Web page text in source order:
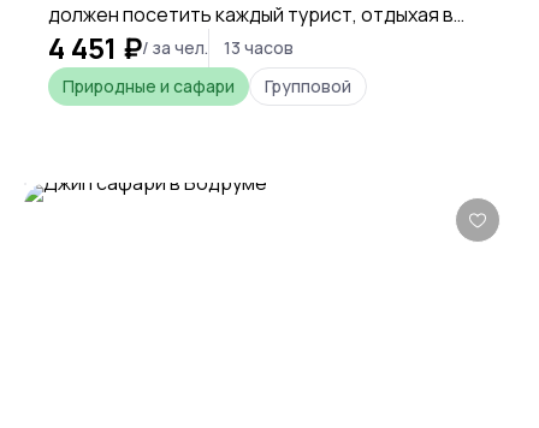
должен посетить каждый турист, отдыхая в
Турции. Белоснежные травертины, античный
город Иераполис, термальный бассейн и
многое другое в рамках данного тура.
4 451 ₽/ за чел.
13 часов
Природные и сафари
Групповой